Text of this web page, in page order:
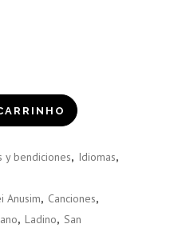
y bendiciones, Idiomas,
Anusim, Canciones,
, Ladino, San